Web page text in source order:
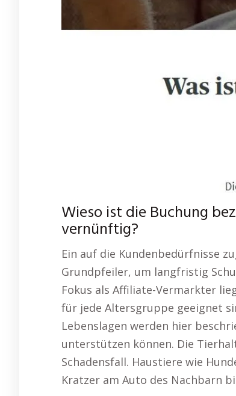
Wieso ist die Buchung
vernünftig?
Ein auf die Kundenbedürfnisse
Grundpfeiler, um langfristig
Fokus als Affiliate-Vermarkter
für jede Altersgruppe geeignet
Lebenslagen werden hier
unterstützen können. Die
Schadensfall. Haustiere wie
Kratzer am Auto des Nachbarn